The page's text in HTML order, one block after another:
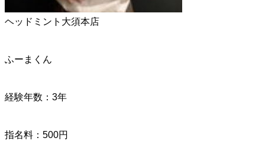
ヘッドミント大須本店
ふーまくん
経験年数：3年
指名料：500円